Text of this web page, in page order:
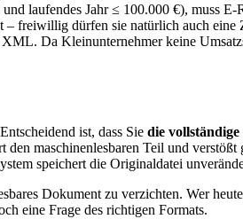
laufendes Jahr ≤ 100.000 €), muss E-
freiwillig dürfen sie natürlich auch
Da Kleinunternehmer keine
ist, dass Sie die
maschinenlesbaren Teil und
speichert die Originaldatei
Dokument zu verzichten. Wer
eine Frage des richtigen Formats.